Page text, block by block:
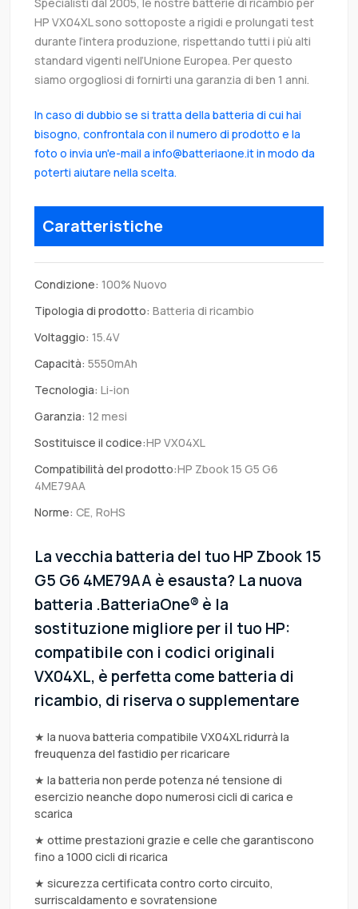
Specialisti dal 2005, le nostre batterie di ricambio per
HP VX04XL sono sottoposte a rigidi e prolungati test
durante l’intera produzione, rispettando tutti i più alti
standard vigenti nell’Unione Europea. Per questo
siamo orgogliosi di fornirti una garanzia di ben 1 anni.
In caso di dubbio se si tratta della batteria di cui hai
bisogno, confrontala con il numero di prodotto e la
foto o invia un'e-mail a info@batteriaone.it in modo da
poterti aiutare nella scelta.
Caratteristiche
Condizione: 100% Nuovo
Tipologia di prodotto: Batteria di ricambio
Voltaggio: 15.4V
Capacità: 5550mAh
Tecnologia: Li-ion
Garanzia: 12 mesi
Sostituisce il codice:HP VX04XL
Compatibilità del prodotto:HP Zbook 15 G5 G6
4ME79AA
Norme: CE, RoHS
La vecchia batteria del tuo HP Zbook 15
G5 G6 4ME79AA è esausta? La nuova
batteria .BatteriaOne® è la
sostituzione migliore per il tuo HP:
compatibile con i codici originali
VX04XL, è perfetta come batteria di
ricambio, di riserva o supplementare
★ la nuova batteria compatibile VX04XL ridurrà la
freuquenza del fastidio per ricaricare
★ la batteria non perde potenza né tensione di
esercizio neanche dopo numerosi cicli di carica e
scarica
★ ottime prestazioni grazie e celle che garantiscono
fino a 1000 cicli di ricarica
★ sicurezza certificata contro corto circuito,
surriscaldamento e sovratensione